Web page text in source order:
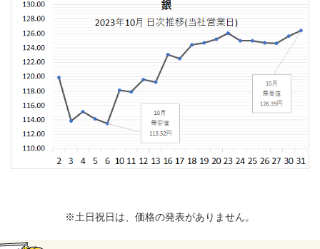
※土日祝日は、価格の発表がありません。